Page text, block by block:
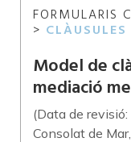
FORMULARIS
>
Model de
mediació
(Data de
Consolat de